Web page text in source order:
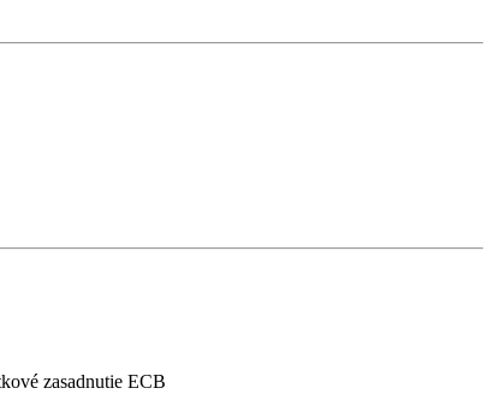
zasadnutie ECB